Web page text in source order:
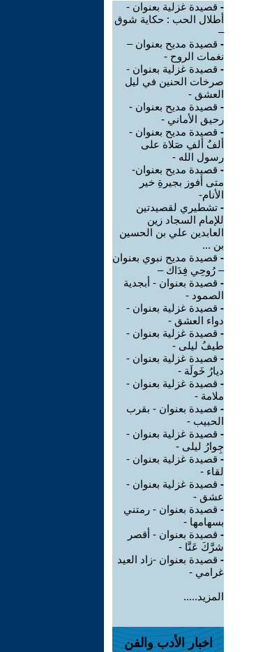
- قصيدة غزلية بعنوان -
أطلال الحب : حكاية شوق
–
- قصيدة مديح بعنوان –
نغمات الروح -
- قصيدة غزلية بعنوان -
صرخات الحنين في ليل
العشق -
- قصيدة مديح بعنوان -
رحيق الأماني -
- قصيدة مديح بعنوان -
ألفٌ ألفِ صَلاة على
رسول الله -
- قصيدة مديح بعنوان-
متى أفوز بجيرةِ خير
الأنام-
- تشطيري لقصيدتين
للإمام السجاد زين
العابدين علي بن الحسين
بن ...
- قصيدة مديح نبوي بعنوان
– رُوحِي فِدَاك –
- قصيدة بعنوان - أبجدية
الصمود -
- قصيدة غزلية بعنوان -
دواء العشق -
- قصيدة غزلية بعنوان -
طيفُ ليلى -
- قصيدة غزلية بعنوان -
ديارُ خَولَة -
- قصيدة غزلية بعنوان -
ملامة -
- قصيدة بعنوان - بقرب
الحبيب -
- قصيدة غزلية بعنوان -
جِوارُ ليلى -
- قصيدة غزلية بعنوان -
لقاء -
- قصيدة غزلية بعنوان -
عشق -
- قصيدة بعنوان - رمتني
بسهامها -
- قصيدة بعنوان - أقصر
شرَّكَ عَنَّا -
- قصيدة بعنوان -زاد العيد
غرامي -
المزيد.....
اخبار الأدب والفن